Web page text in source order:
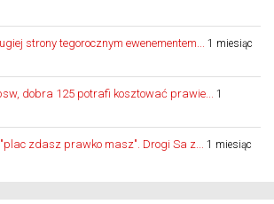
strony tegorocznym ewenementem...
1 miesiąc
dobra 125 potrafi kosztować prawie...
1
zdasz prawko masz". Drogi Sa z...
1 miesiąc